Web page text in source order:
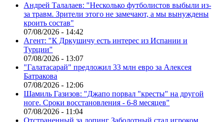
Андрей Талалаев: "Несколько футболистов выбыли из-
за травм. Зрители этого не замечают, а мы вынуждены
кроить состав"
07/08/2026 - 14:42
Агент: "К Дркушичу есть интерес из Испании и
Турции"
07/08/2026 - 13:07
"Галатасарай" предложил 33 млн евро за Алексея
Батракова
07/08/2026 - 12:06
Шамиль Газизов: "Джапо порвал "кресты" на другой
ноге. Сроки восстановления - 6-8 месяцев"
07/08/2026 - 11:04
Отстраненный за допинг Заболотный стал игроком